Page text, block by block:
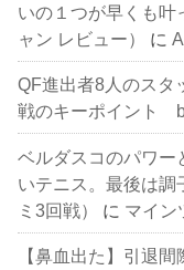
いの１つが早くも叶
ャン レビュー）
に
QF進出者8人のスタ
戦のキーポイント
ベルダスコのパワー
いテニス。最後は調
ミ3回戦）
に マイン
【鼻血出た】引退